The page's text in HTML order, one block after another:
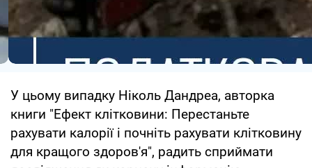
У цьому випадку Ніколь Дандреа, авторка
книги "Ефект клітковини: Перестаньте
рахувати калорії і почніть рахувати клітковину
для кращого здоров'я", радить сприймати